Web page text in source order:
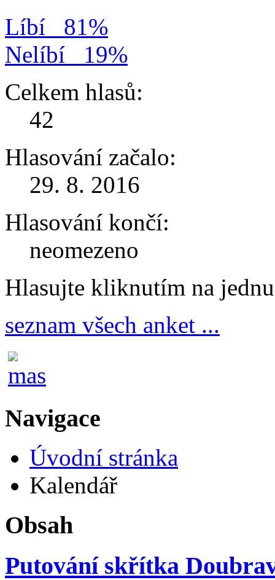
Líbí
81%
Nelíbí
19%
Celkem hlasů:
42
Hlasování začalo:
29. 8. 2016
Hlasování končí:
neomezeno
Hlasujte kliknutím na
seznam všech anket ...
Navigace
Úvodní stránka
Kalendář
Obsah
Putování skřítka